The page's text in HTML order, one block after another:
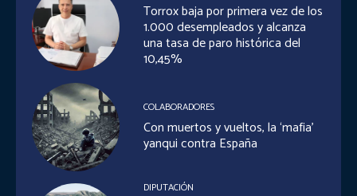
Torrox baja por primera vez de los
1.000 desempleados y alcanza
una tasa de paro histórica del
10,45%
COLABORADORES
Con muertos y vueltos, la ‘mafia’
yanqui contra España
DIPUTACIÓN